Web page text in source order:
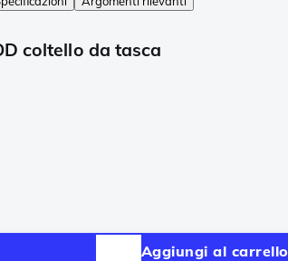
coltello da tasca
Aggiungi al carrello